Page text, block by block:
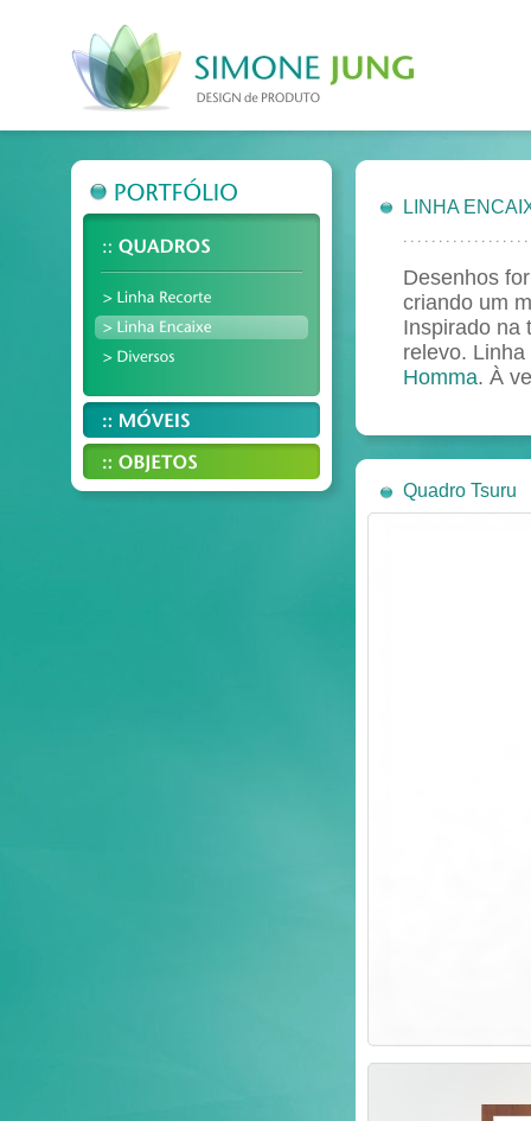
LINHA
Desenhos
criando um
Inspirado na
relevo.
Homma. À
Quadro Tsuru